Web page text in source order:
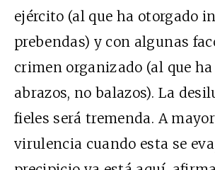
ejército (al que ha otorgado
prebendas) y con algunas
crimen organizado (al que
abrazos, no balazos). La
fieles será tremenda. A
virulencia cuando esta se